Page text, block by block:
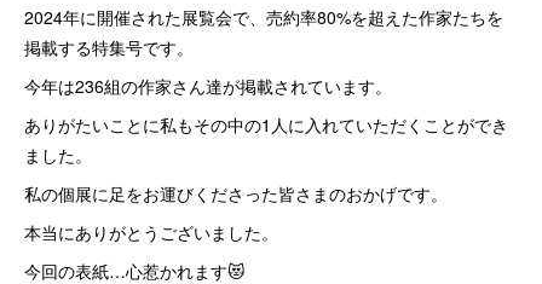
2024年に開催された展覧会で、売約率80%を超えた作家たちを
掲載する特集号です。
今年は236組の作家さん達が掲載されています。
ありがたいことに私もその中の1人に入れていただくことができ
ました。
私の個展に足をお運びくださった皆さまのおかげです。
本当にありがとうございました。
今回の表紙…心惹かれます😻